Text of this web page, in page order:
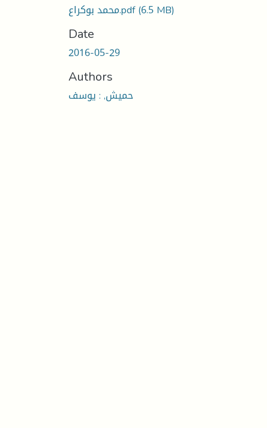
محمد بوكراع.pdf(6.5 MB)
Date
2016-05-29
Authors
حميش, : يوسف